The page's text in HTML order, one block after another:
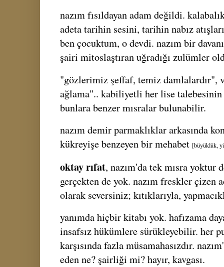
nazım fısıldayan adam değildi.
adeta tarihin sesini, tarihin nabız
ben çocuktum, o devdi. nazım bir
şairi mitoslaştıran uğradığı zulümler
"gözlerimiz şeffaf, temiz damlalardır",
ağlama".. kabiliyetli her lise talebesinin
bunlara benzer mısralar bulunabilir.
nazım demir parmaklıklar arkasında
kükreyişe benzeyen bir mehabet [büyüklük,
oktay rıfat, nazım'da tek mısra yoktur
gerçekten de yok. nazım freskler çizen
olarak seversiniz; kıtıklarıyla,
yanımda hiçbir kitabı yok. hafızama
insafsız hükümlere sürükleyebilir. her
karşısında fazla müsamahasızdır.
eden ne? şairliği mi? hayır, kavgası.